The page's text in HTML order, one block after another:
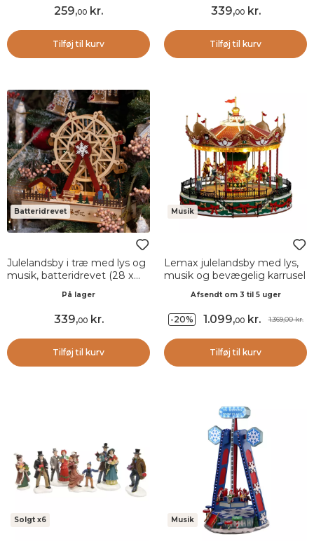
259,00 kr.
Tilføj til kurv
339,00kr.
Tilføj til kurv
Batteridrevet
Julelandsby i træ med lys og
musik, batteridrevet (28 x
H28 cm) Stort farverigt
På lager
339,00kr.
Tilføj til kurv
Musik
Lemax julelandsby med lys,
musik og bevægelig karrusel
Afsendt om 3 til 5 uger
-20% 1.099,00kr. 1.369,00 kr.
Tilføj til kurv
Solgt x6 Musik